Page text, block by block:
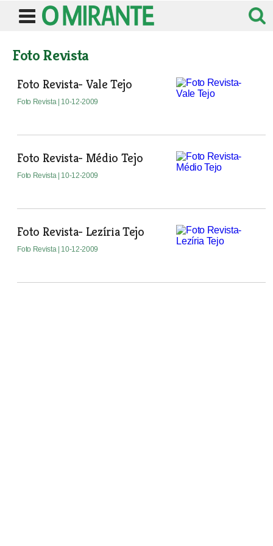
Foto Revista
Foto Revista- Vale Tejo
Foto Revista | 10-12-2009
Foto Revista- Médio Tejo
Foto Revista | 10-12-2009
Foto Revista- Lezíria Tejo
Foto Revista | 10-12-2009